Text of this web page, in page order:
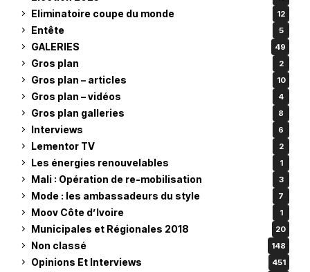
Eliminatoire coupe du monde 12
Entête 5
GALERIES 49
Gros plan 2
Gros plan – articles 10
Gros plan – vidéos 4
Gros plan galleries 8
Interviews 6
Lementor TV 2
Les énergies renouvelables 1
Mali : Opération de re-mobilisation 3
Mode : les ambassadeurs du style 7
Moov Côte d’Ivoire 1
Municipales et Régionales 2018 20
Non classé 148
Opinions Et Interviews 451